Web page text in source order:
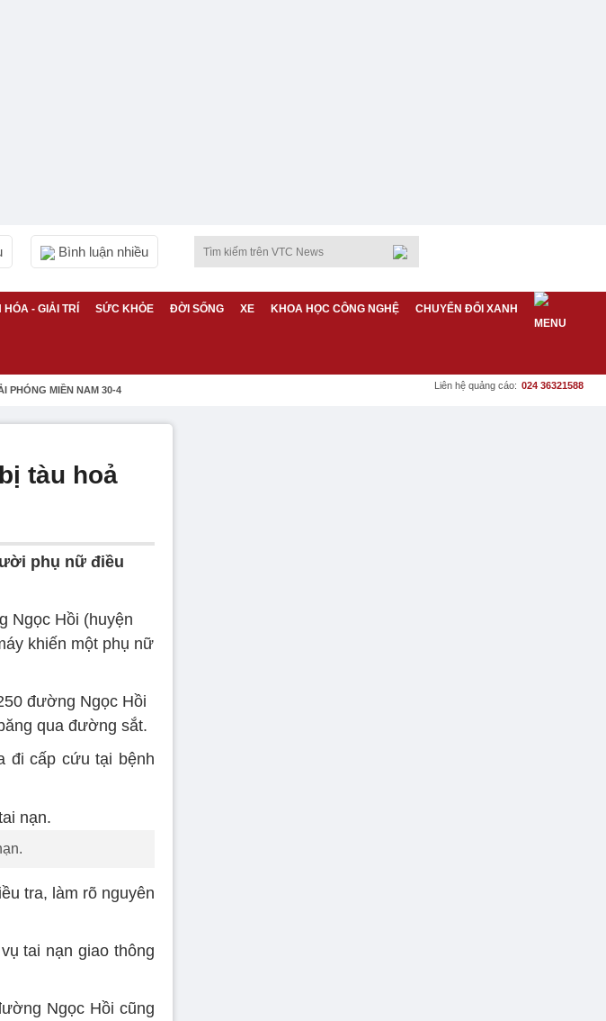
Bình luận nhiều
HÓA - GIẢI TRÍ SỨC KHỎE ĐỜI SỐNG XE KHOA HỌC CÔNG NGHỆ CHUYỂN ĐỔI XANH
PHÓNG MIỀN NAM 30-4 Liên hệ quảng cáo: 024 36321588
tàu hoả
phụ nữ điều
Ngọc Hồi (huyện
khiến một phụ nữ
đường Ngọc Hồi
qua đường sắt.
đi cấp cứu tại bệnh
tra, làm rõ nguyên
tai nạn giao thông
Ngọc Hồi cũng